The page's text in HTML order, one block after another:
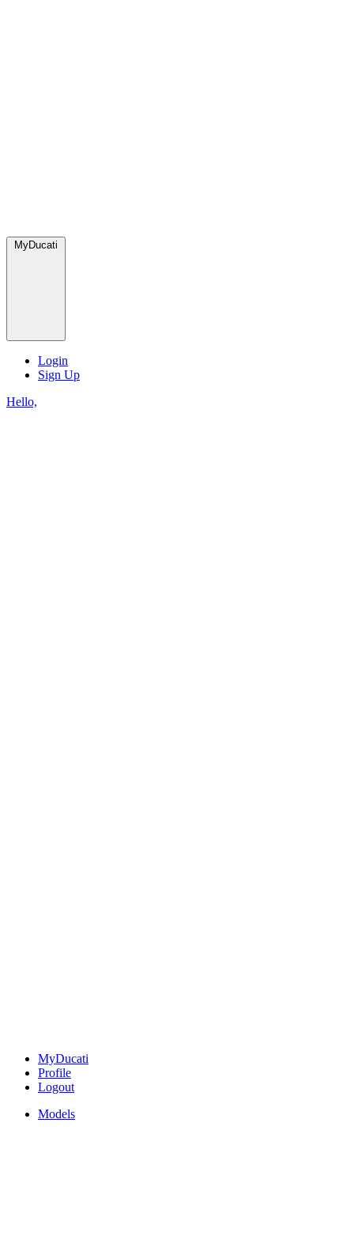
MyDucati
Login
Sign Up
Hello,
MyDucati
Profile
Logout
Models